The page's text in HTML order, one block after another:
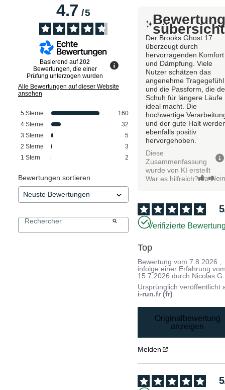
4.7/5
Basierend auf202
Bewertungen, die einer
Prüfung unterzogen wurden
Alle Bewertungen auf dieser Website
ansehen
5 Sterne
160
4 Sterne
32
3 Sterne
5
2 Sterne
3
1 Stern 2
Bewertungen sortieren
sübersicht
Der Brooks Ghost 17
überzeugt durch
hervorragenden Komfort
und Dämpfung. Viele
Nutzer schätzen das
angenehme Tragegefühl
und die Passform, die
Schuh für längere Läufe
ideal macht. Die
hochwertige
und der gute Halt
ebenfalls positiv
hervorgehoben.
Diese
Zusammenfassung
wurde von KI erstellt
War es hilfreich? Ja
5
Verifizierte
Top
Bewertung vom7.8.2026
infolge einer Erfahrung
15.7.2026 durch Nicolas G.
Ursprünglich veröffentlicht
i-run.fr (fr)
Originalbewertung
anzeigen
Melden
5